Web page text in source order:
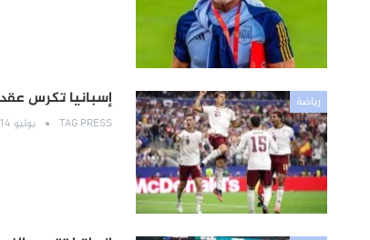
رياضة إسبانيا تكرس
TAG PRESS يوليو 14, 2026